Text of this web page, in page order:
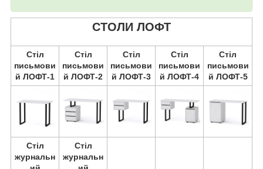
СТОЛИ ЛОФТ
Стіл
письмови
й ЛОФТ-1
Стіл
письмови
й ЛОФТ-2
Стіл
письмови
й ЛОФТ-3
Стіл
письмови
й ЛОФТ-4
Стіл
письмови
й ЛОФТ-5
Стіл
журнальн
Стіл
журнальн